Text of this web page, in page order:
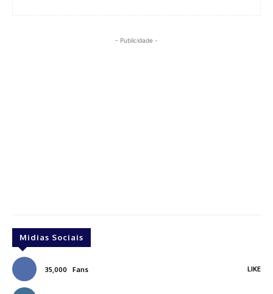
- Publicidade -
Midias Sociais
35,000 Fans LIKE